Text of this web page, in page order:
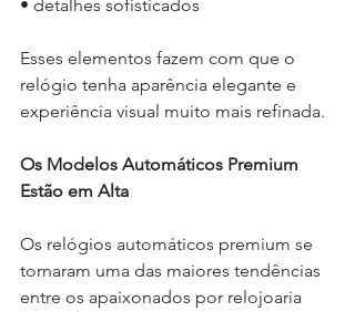
• detalhes sofisticados
Esses elementos fazem com que o
relógio tenha aparência elegante e
experiência visual muito mais refinada.
Os Modelos Automáticos Premium
Estão em Alta
Os relógios automáticos premium se
tornaram uma das maiores tendências
entre os apaixonados por relojoaria